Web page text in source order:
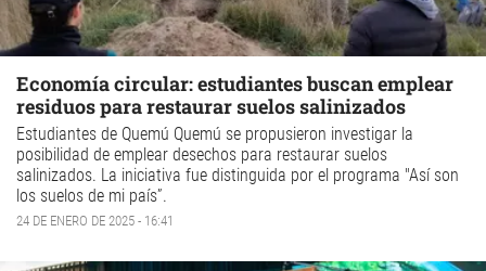
Economía circular: estudiantes buscan emplear
residuos para restaurar suelos salinizados
Estudiantes de Quemú Quemú se propusieron investigar la
posibilidad de emplear desechos para restaurar suelos
salinizados. La iniciativa fue distinguida por el programa "Así son
los suelos de mi país”.
24 DE ENERO DE 2025 - 16:41